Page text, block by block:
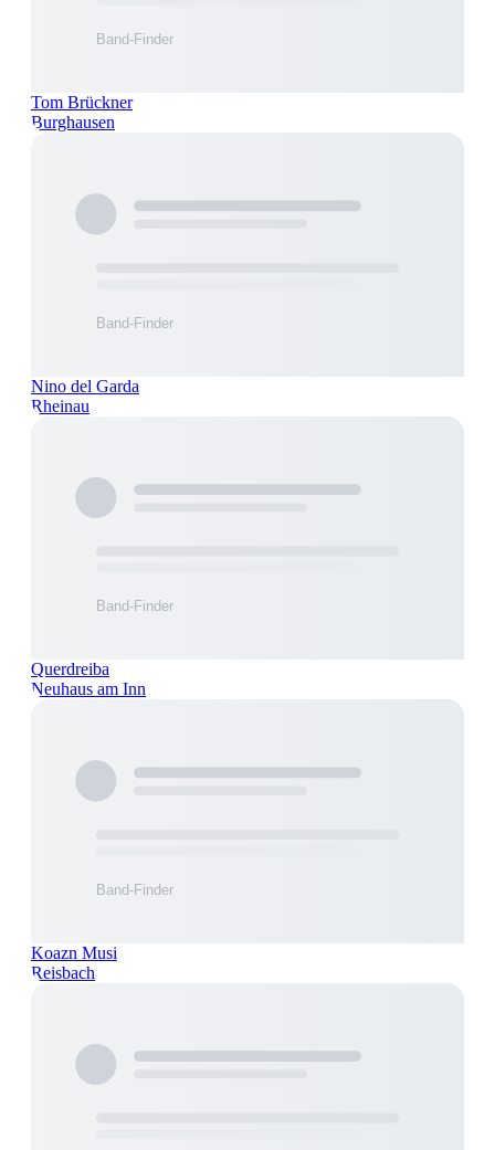
Tom Brückner
Burghausen
Nino del Garda
Rheinau
Querdreiba
Neuhaus am Inn
Koazn Musi
Reisbach